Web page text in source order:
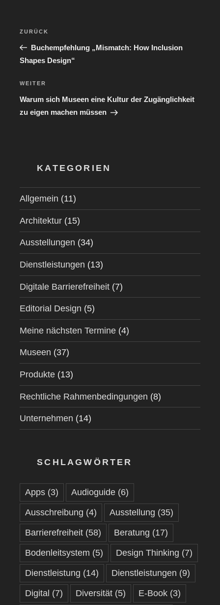
Beitragsnavigation
Vorheriger
Beitrag
ZURÜCK
Buchempfehlung „Mismatch: How Inclusion
Shapes Design“
Nächster
Beitrag
WEITER
Warum sich Museen eine Kultur der Zugänglichkeit
zu eigen machen müssen
KATEGORIEN
Allgemein (11)
Architektur (15)
Ausstellungen (34)
Dienstleistungen (13)
Digitale Barrierefreiheit (7)
Editorial Design (5)
Meine nächsten Termine (4)
Museen (37)
Produkte (13)
Rechtliche Rahmenbedingungen (8)
Unternehmen (14)
SCHLAGWÖRTER
Apps (3) Audioguide (6)
Ausschreibung (4) Ausstellung (35)
Barrierefreiheit (58) Beratung (17)
Bodenleitsystem (5) Design Thinking (7)
Dienstleistung (14) Dienstleistungen (9)
Digital (7) Diversität (5) E-Book (3)